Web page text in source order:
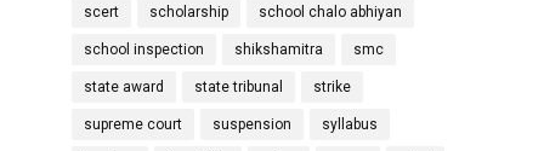
scert scholarship school chalo abhiyan
school inspection shikshamitra smc
state award state tribunal strike
supreme court suspension syllabus